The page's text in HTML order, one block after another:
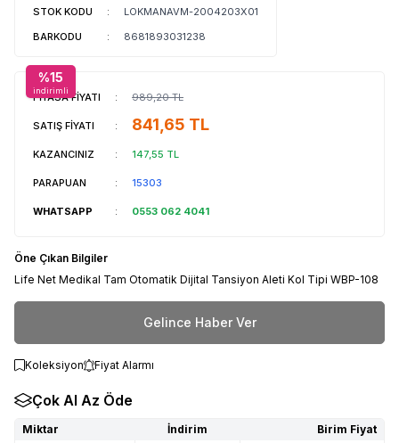
STOK KODU :
LOKMANAVM-2004203X01
BARKODU
: 8681893031238
%15
indirimli
PİYASA FİYATI : 989,20TL
SATIŞ FİYATI : 841,65 TL
KAZANCINIZ : 147,55 TL
PARAPUAN : 15303
WHATSAPP : 0553 062 4041
Öne Çıkan Bilgiler
Life Net Medikal Tam Otomatik Dijital Tansiyon Aleti Kol Tipi WBP-108
Gelince Haber Ver
Koleksiyon Fiyat Alarmı
Çok Al Az Öde
Miktar İndirim
Birim Fiyat